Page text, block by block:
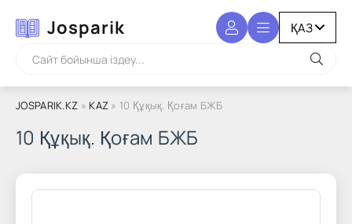
Josparik
JOSPARIK.KZ » KAZ » 10 Құқық. Қоғам БЖБ
10 Құқық. Қоғам БЖБ